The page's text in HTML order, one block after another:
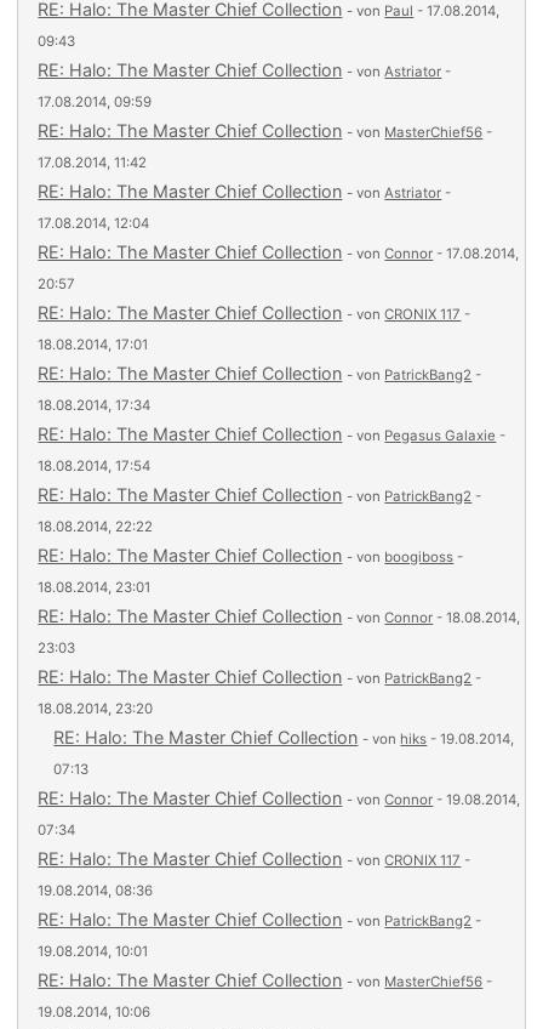
RE: Halo: The Master Chief Collection - von Paul - 17.08.2014,
09:43
RE: Halo: The Master Chief Collection - vonAstriator -
17.08.2014, 09:59
RE: Halo: The Master Chief Collection - von MasterChief56 -
17.08.2014, 11:42
RE: Halo: The Master Chief Collection - vonAstriator -
17.08.2014, 12:04
RE: Halo: The Master Chief Collection - vonConnor - 17.08.2014,
20:57
RE: Halo: The Master Chief Collection - vonCRONIX 117 -
18.08.2014, 17:01
RE: Halo: The Master Chief Collection - von PatrickBang2 -
18.08.2014, 17:34
RE: Halo: The Master Chief Collection - von Pegasus Galaxie -
18.08.2014, 17:54
RE: Halo: The Master Chief Collection - von PatrickBang2 -
18.08.2014, 22:22
RE: Halo: The Master Chief Collection - von boogiboss -
18.08.2014, 23:01
RE: Halo: The Master Chief Collection - vonConnor - 18.08.2014,
23:03
RE: Halo: The Master Chief Collection - von PatrickBang2 -
18.08.2014, 23:20
RE: Halo: The Master Chief Collection - von hiks - 19.08.2014,
07:13
RE: Halo: The Master Chief Collection - vonConnor - 19.08.2014,
07:34
RE: Halo: The Master Chief Collection - vonCRONIX 117 -
19.08.2014, 08:36
RE: Halo: The Master Chief Collection - von PatrickBang2 -
19.08.2014, 10:01
RE: Halo: The Master Chief Collection - von MasterChief56 -
19.08.2014, 10:06